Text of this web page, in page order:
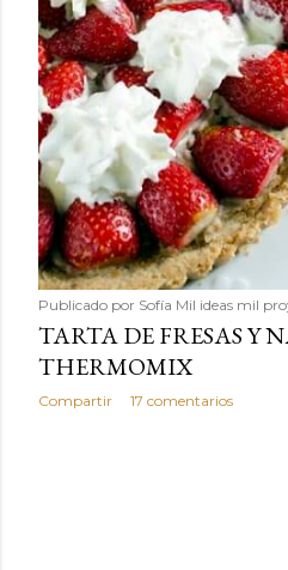
Publicado por Sofía Mil ideas mil
TARTA DE FRESAS Y
THERMOMIX
Compartir 17 comentarios